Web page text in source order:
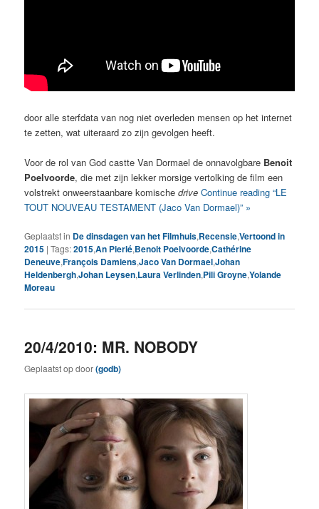
door alle sterfdata van nog niet overleden mensen op het internet
te zetten, wat uiteraard zo zijn gevolgen heeft.
Voor de rol van God castte Van Dormael de onnavolgbare Benoit
Poelvoorde, die met zijn lekker morsige vertolking de film een
volstrekt onweerstaanbare komischedrive Continue reading “LE
TOUT NOUVEAU TESTAMENT (Jaco Van Dormael)” »
Geplaatst in De dinsdagen van het Filmhuis,Recensie,Vertoond in
2015 |Tags:2015,An Pierlé,Benoit Poelvoorde,Cathérine
Deneuve,François Damiens,Jaco Van Dormael,Johan
Heldenbergh,Johan Leysen,Laura Verlinden,Pili Groyne,Yolande
Moreau
20/4/2010: MR. NOBODY
Geplaatst opdoor(godb)